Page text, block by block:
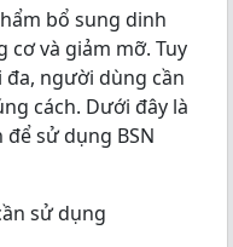
bổ sung dinh
và giảm mỡ. Tuy
người dùng cần
cách. Dưới đây là
sử dụng BSN
sử dụng